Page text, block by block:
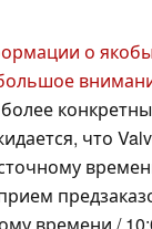
о
что